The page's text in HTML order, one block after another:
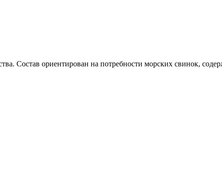
Состав ориентирован на потребности морских свинок,